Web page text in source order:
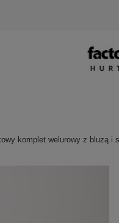
komplet welurowy z bluzą i